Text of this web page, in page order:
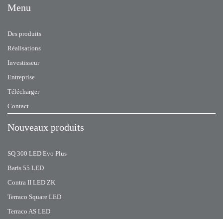
Menu
Des produits
Réalisations
Investisseur
Entreprise
Télécharger
Contact
Nouveaux produits
SQ 300 LED Evo Plus
Baris 55 LED
Contra II LED ZK
Terraco Square LED
Terraco AS LED